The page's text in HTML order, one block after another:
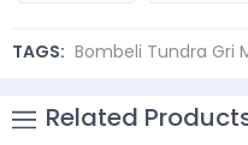
TAGS: Bombeli Tundra Gri
Related